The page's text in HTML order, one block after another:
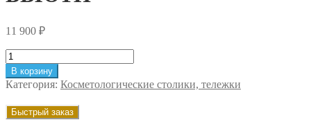
11 900 ₽
Количество
товара
Стол-
тумба
с
УФ
В корзину
Категория: Косметологические столики, тележки
Быстрый заказ